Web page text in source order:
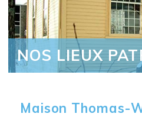
NOS LIEUX
Maison Thomas-